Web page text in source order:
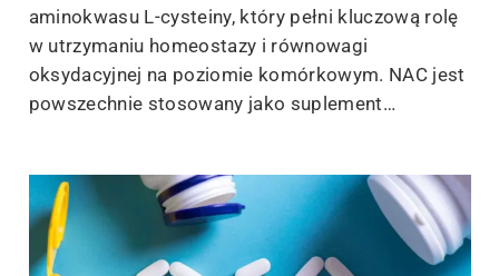
aminokwasu L-cysteiny, który pełni kluczową rolę
w utrzymaniu homeostazy i równowagi
oksydacyjnej na poziomie komórkowym. NAC jest
powszechnie stosowany jako suplement…